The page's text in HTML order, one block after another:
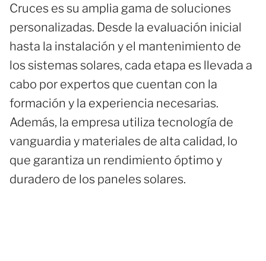
Cruces es su amplia gama de soluciones
personalizadas. Desde la evaluación inicial
hasta la instalación y el mantenimiento de
los sistemas solares, cada etapa es llevada a
cabo por expertos que cuentan con la
formación y la experiencia necesarias.
Además, la empresa utiliza tecnología de
vanguardia y materiales de alta calidad, lo
que garantiza un rendimiento óptimo y
duradero de los paneles solares.